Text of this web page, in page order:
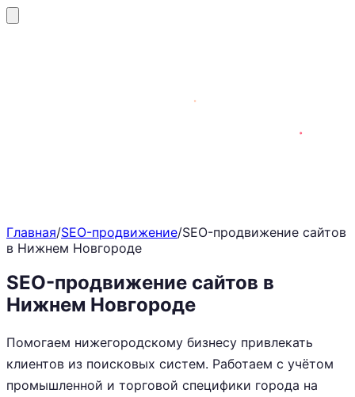
Главная/SEO-продвижение/SEO-продвижение сайтов
в Нижнем Новгороде
SEO-продвижение сайтов в
Нижнем Новгороде
Помогаем нижегородскому бизнесу привлекать
клиентов из поисковых систем. Работаем с учётом
промышленной и торговой специфики города на